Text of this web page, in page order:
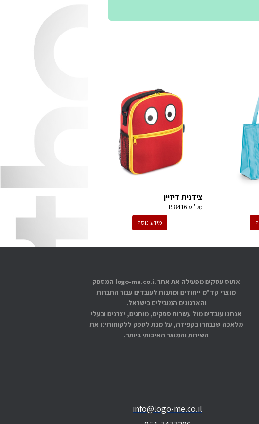
צידנית דיזיין
מק''ט ET98416
מידע נוסף
אתוס עסקים מפעילה את אתר logo-me.co.il המספק
מוצרי קד"מ ייחודים ומתנות לעובדים עבור החברות
והארגונים המובילים בישראל.
אנחנו עובדים מול עשרות ספקים, מותגים, יצרנים ובעלי
מלאכה שנבחרו בקפידה, על מנת לספק ללקוחותינו את
השירות והמוצר האיכותי ביותר.
info@logo-me.co.il